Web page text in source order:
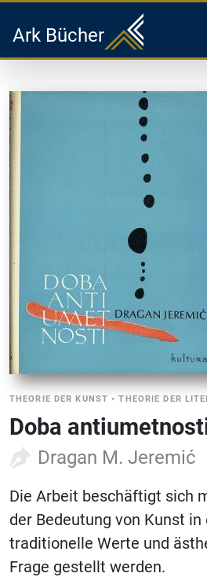
Ark Bücher
THEORIE DER KUNST •THEORIE DER
Doba
Dragan M. Jeremić
Die Arbeit beschäftigt sich
der Bedeutung von Kunst
traditionelle Werte und
Frage gestellt werden.